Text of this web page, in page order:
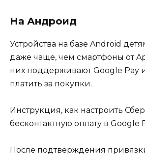
На Андроид
Устройства на базе Android
даже чаще, чем смартфоны от
них поддерживают Google Pay
платить за покупки.
Инструкция, как настроить
бесконтактную оплату в Google
После подтверждения